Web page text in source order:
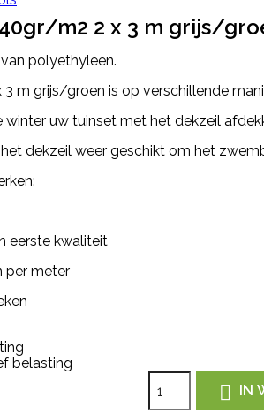
m2 2 x 3 m grijs/
polyethyleen.
3 m grijs/groen is op verschillende
winter uw tuinset met het dekzeil
dekzeil weer geschikt om het
eerste kwaliteit
per meter
belasting
 IN